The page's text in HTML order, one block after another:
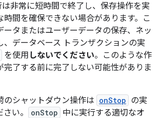
は非常に短時間で終了し、保存操作を実
時間を確保できない場合があります。こ
ータまたはユーザーデータの保存、ネッ
、データベース トランザクションの実
を使用 しないでください。このような作
完了する前に完了しない可能性がありま
のシャットダウン操作は onStop の実
い。
onStop 中に実行する適切なオ